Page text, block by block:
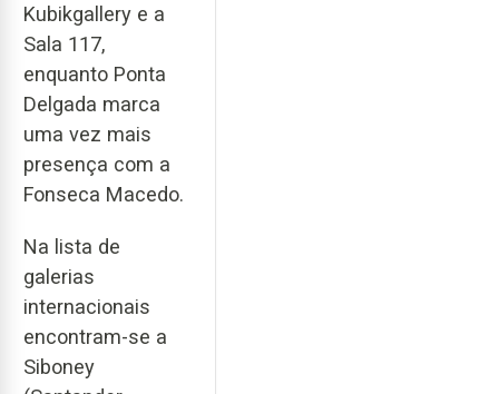
Kubikgallery e a
Sala 117,
enquanto Ponta
Delgada marca
uma vez mais
presença com a
Fonseca Macedo.
Na lista de
galerias
internacionais
encontram-se a
Siboney